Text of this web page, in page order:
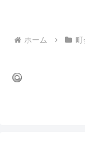
ホーム 町